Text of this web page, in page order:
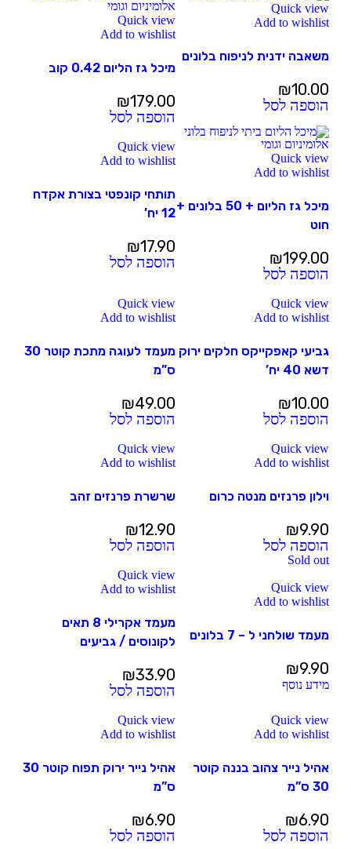
Quick view
Add to wishlist
משאבה ידנית לניפוח בלונים
₪10.00
הוספה לסל
Quick view
Add to wishlist
מיכל גז הליום 0.42 קוב
₪179.00
הוספה לסל
Quick view
Add to wishlist
מיכל גז הליום + 50 בלונים +
חוט
₪199.00
הוספה לסל
Quick view
Add to wishlist
תותחי קונפטי בצורת אקדח
12 יח’
₪17.90
הוספה לסל
Quick view
Add to wishlist
גביעי קאפקייקס חלקים ירוק
דשא 40 יח’
₪10.00
הוספה לסל
Quick view
Add to wishlist
מעמד לעוגה מתכת קוטר 30
ס”מ
₪49.00
הוספה לסל
Quick view
Add to wishlist
וילון פרנזים מנטה כרום
₪9.90
הוספה לסל
Quick view
Add to wishlist
שרשרת פרנזים זהב
₪12.90
הוספה לסל
Sold out
Quick view
Add to wishlist
מעמד שולחני ל – 7 בלונים
₪9.90
מידע נוסף
Quick view
Add to wishlist
מעמד אקרילי 8 תאים
לקונוסים / גביעים
₪33.90
הוספה לסל
Quick view
Add to wishlist
אהיל נייר צהוב בננה קוטר
30 ס”מ
₪6.90
הוספה לסל
Quick view
Add to wishlist
אהיל נייר ירוק תפוח קוטר 30
ס”מ
₪6.90
הוספה לסל